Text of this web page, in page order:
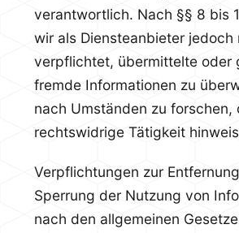
verantwortlich. Nach §§ 8 bis
wir als Diensteanbieter jedoch
verpflichtet, übermittelte oder
fremde Informationen zu
nach Umständen zu forschen,
rechtswidrige Tätigkeit
Verpflichtungen zur
Sperrung der Nutzung von
nach den allgemeinen